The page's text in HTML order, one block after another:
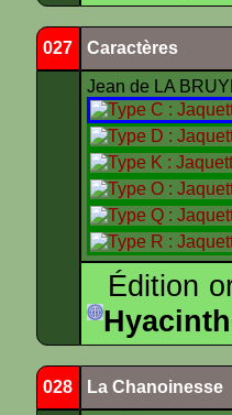
027 Caractères
Jean de LA
Édition
028 La Chanoinesse